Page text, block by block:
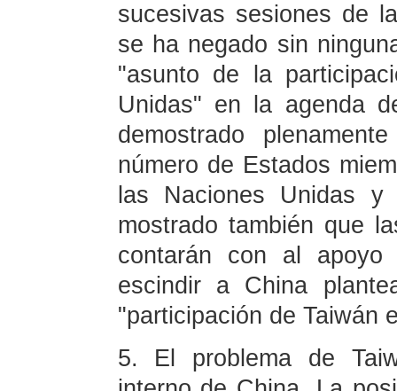
sucesivas sesiones de
se ha negado sin
"asunto de la
Unidas" en la agenda
demostrado
número de Estados
las Naciones Unidas
mostrado también que
contarán con al
escindir a China
"participación de Taiwán
5. El problema de